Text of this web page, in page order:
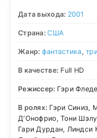
Дата выхода: 2001
Страна:США
Жанр: фантастика,
В качестве: Full HD
Режиссер: Гэри
В ролях: Гэри Синиз,
Д’Онофрио, Тони
Гари Дурдан, Линдси